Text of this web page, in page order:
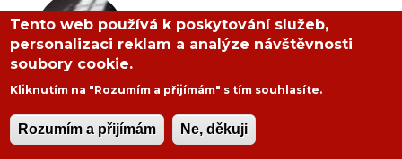
Yllas
strýček Yllas , Čtvrtek, 30. 12. 2021
Tento web používá k poskytování služeb,
personalizaci reklam a analýze návštěvnosti
soubory cookie.
Kliknutím na "Rozumím a přijímám" s tím souhlasíte.
Rozumím a přijímám Ne, děkuji